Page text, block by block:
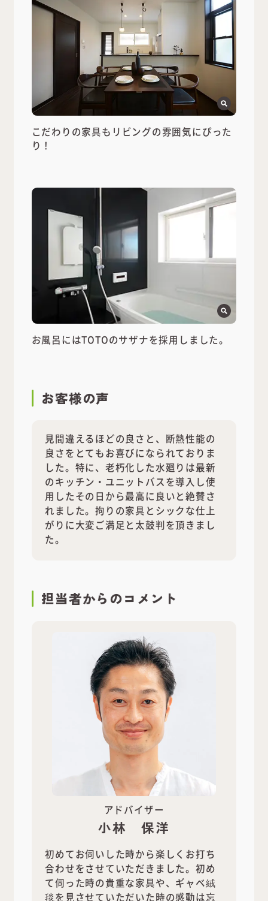
こだわりの家具もリビングの雰囲気にぴった
り！
お風呂にはTOTOのサザナを採用しました。
お客様の声
見間違えるほどの良さと、断熱性能の
良さをとてもお喜びになられておりま
した。特に、老朽化した水廻りは最新
のキッチン・ユニットバスを導入し使
用したその日から最高に良いと絶賛さ
れました。拘りの家具とシックな仕上
がりに大変ご満足と太鼓判を頂きまし
た。
担当者からのコメント
アドバイザー
小林 保洋
初めてお伺いした時から楽しくお打ち
合わせをさせていただきました。初め
て伺った時の貴重な家具や、ギャベ絨
毯を見させていただいた時の感動は忘